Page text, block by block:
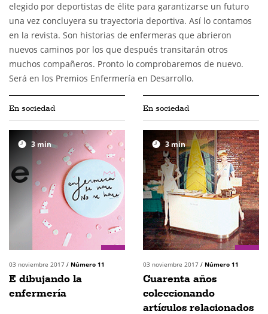
elegido por deportistas de élite para garantizarse un futuro
una vez concluyera su trayectoria deportiva. Así lo contamos
en la revista. Son historias de enfermeras que abrieron
nuevos caminos por los que después transitarán otros
muchos compañeros. Pronto lo comprobaremos de nuevo.
Será en los Premios Enfermería en Desarrollo.
En sociedad
3 min
03 noviembre 2017 / Número 11
E dibujando la
enfermería
En sociedad
3min
03 noviembre 2017 / Número 11
Cuarenta años
coleccionando
artículos relacionados